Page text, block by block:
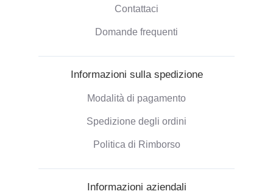
Contattaci
Domande frequenti
Informazioni sulla spedizione
Modalità di pagamento
Spedizione degli ordini
Politica di Rimborso
Informazioni aziendali